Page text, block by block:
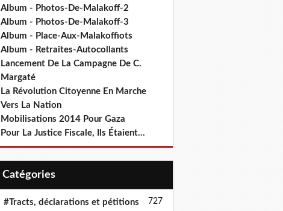
Album - Photos-De-Malakoff-2
Album - Photos-De-Malakoff-3
Album - Place-Aux-Malakoffiots
Album - Retraites-Autocollants
Lancement De La Campagne De C.
Margaté
La Révolution Citoyenne En Marche
Vers La Nation
Mobilisations 2014 Pour Gaza
Pour La Justice Fiscale, Ils Étaient...
Catégories
#Tracts, déclarations et pétitions 727